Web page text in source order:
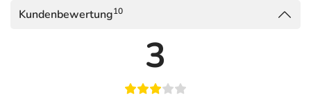
Kundenbewertung10
3